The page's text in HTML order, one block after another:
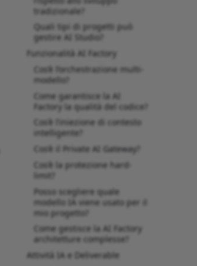
tradizionale?
Quali tipi di progetti può
gestire AI Studio?
Funzionalità AI Factory
Cos’è l’orchestrazione multi-
modello?
Come garantisce la AI
Factory la qualità del codice?
Cos’è l’iniezione di contesto
intelligente?
Cos’è il Private AI Gateway?
Cos’è la protezione hard-
limit?
Posso scegliere quale
modello IA viene usato per il
mio progetto?
Come gestisce la AI Factory
architetture complesse?
Attività IA e Deliverable